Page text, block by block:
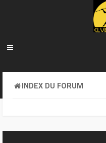
INDEX DU FORUM